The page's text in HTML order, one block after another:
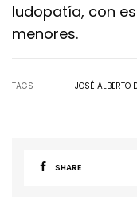
ludopatía, con
menores.
TAGS JOSÉ ALBERTO
SHARE